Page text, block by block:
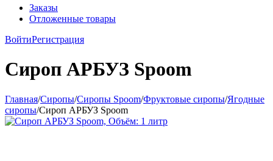
Заказы
Отложенные товары
ВойтиРегистрация
Сироп АРБУЗ Spoom
Главная/Сиропы/Сиропы Spoom/Фруктовые сиропы/Ягодные
сиропы/Сироп АРБУЗ Spoom